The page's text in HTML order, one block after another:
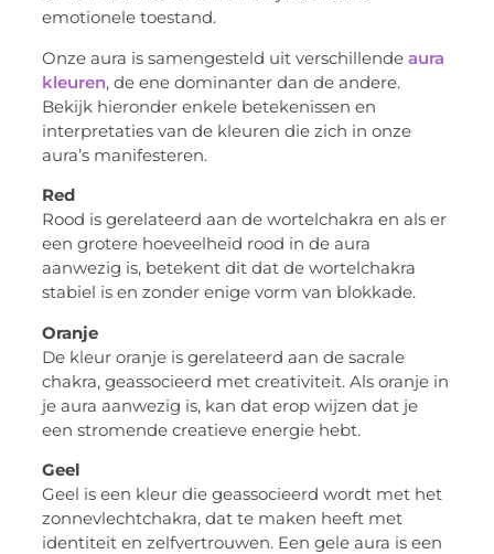
emotionele toestand.
Onze aura is samengesteld uit verschillendeaura
kleuren, de ene dominanter dan de andere.
Bekijk hieronder enkele betekenissen en
interpretaties van de kleuren die zich in onze
aura’s manifesteren.
Red
Rood is gerelateerd aan de wortelchakra en als er
een grotere hoeveelheid rood in de aura
aanwezig is, betekent dit dat de wortelchakra
stabiel is en zonder enige vorm van blokkade.
Oranje
De kleur oranje is gerelateerd aan de sacrale
chakra, geassocieerd met creativiteit. Als oranje in
je aura aanwezig is, kan dat erop wijzen dat je
een stromende creatieve energie hebt.
Geel
Geel is een kleur die geassocieerd wordt met het
zonnevlechtchakra, dat te maken heeft met
identiteit en zelfvertrouwen. Een gele aura is een